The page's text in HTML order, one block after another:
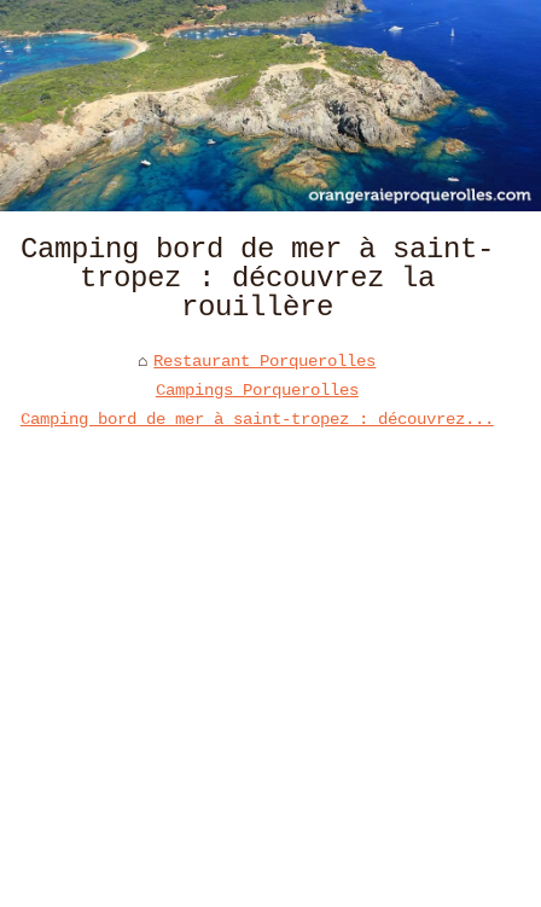
Camping bord de mer à saint-
tropez : découvrez la
rouillère
Restaurant Porquerolles
Campings Porquerolles
Camping bord de mer à saint-tropez : découvrez...